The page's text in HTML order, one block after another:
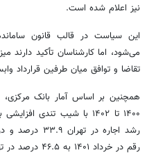
نیز اعلام شده است.
این سیاست در قالب قانون
می‌شود، اما کارشناسان تأکید دارند
تقاضا و توافق میان طرفین قرارداد
همچنین بر اساس آمار بانک
رقم در خرداد ۱۴۰۱ به ۴۶.۵ درصد در تهران و ۵۱.۲ درصد در کشور رسید.